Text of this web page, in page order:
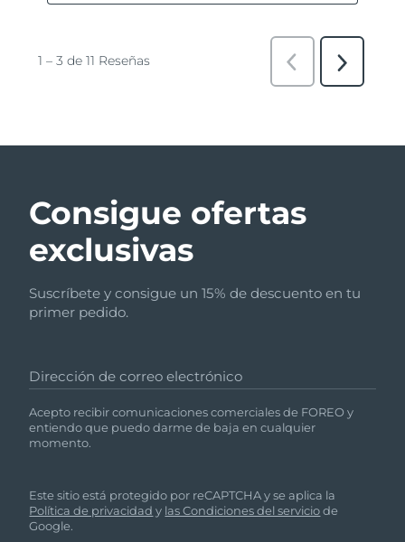
Consigue ofertas
exclusivas
Suscríbete y consigue un 15% de descuento en tu
primer pedido.
Dirección de correo electrónico
Acepto recibir comunicaciones comerciales de FOREO y
entiendo que puedo darme de baja en cualquier
momento.
Este sitio está protegido por reCAPTCHA y se aplica la
Política de privacidad y las Condiciones del serviciode
Google.